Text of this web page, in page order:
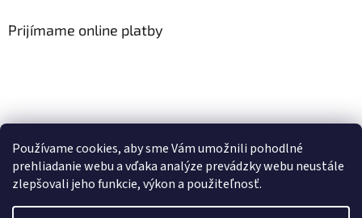
Používame cookies, aby sme Vám umožnili pohodlné
prehliadanie webu a vďaka analýze prevádzky webu neustále
zlepšovali jeho funkcie, výkon a použiteľnosť.
Prijímame online platby